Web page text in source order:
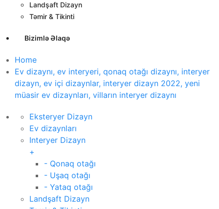
Landşaft Dizayn
Təmir & Tikinti
Bizimlə Əlaqə
Home
Ev dizaynı, ev interyeri, qonaq otağı dizaynı, interyer
dizayn, ev içi dizaynlar, interyer dizayn 2022, yeni
müasir ev dizaynları, vilların interyer dizaynı
Eksteryer Dizayn
Ev dizaynları
Interyer Dizayn
+
- Qonaq otağı
- Uşaq otağı
- Yataq otağı
Landşaft Dizayn